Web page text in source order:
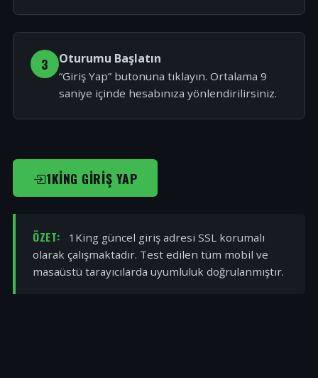
3 Oturumu Başlatın
“Giriş Yap” butonuna tıklayın. Ortalama 9
saniye içinde hesabınıza yönlendirilirsiniz.
1KING GIRIŞ YAP
ÖZET:
1King güncel giriş adresi SSL korumalı
olarak çalışmaktadır. Test edilen tüm mobil ve
masaüstü tarayıcılarda uyumluluk doğrulanmıştır.